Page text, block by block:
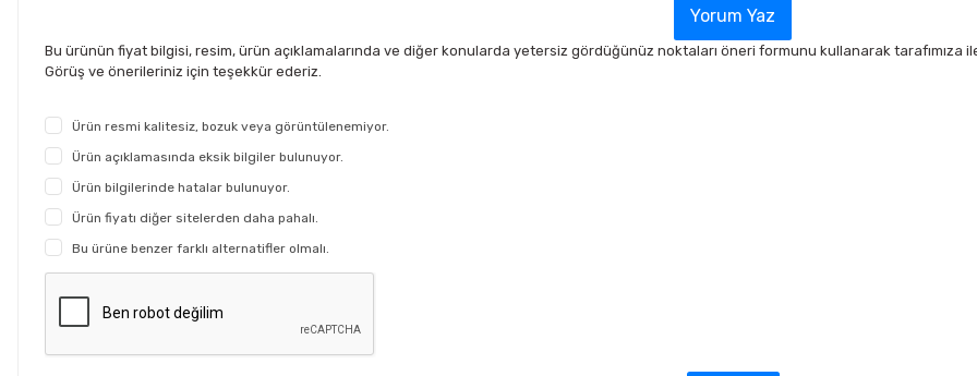
Yorum Yaz
Bu ürünün fiyat bilgisi, resim, ürün açıklamalarında ve diğer konularda yetersiz gördüğünüz noktaları öneri formunu kullanarak tarafımıza
Görüş ve önerileriniz için teşekkür ederiz.
Ürün resmi kalitesiz, bozuk veya görüntülenemiyor.
Ürün açıklamasında eksik bilgiler bulunuyor.
Ürün bilgilerinde hatalar bulunuyor.
Ürün fiyatı diğer sitelerden daha pahalı.
Bu ürüne benzer farklı alternatifler olmalı.